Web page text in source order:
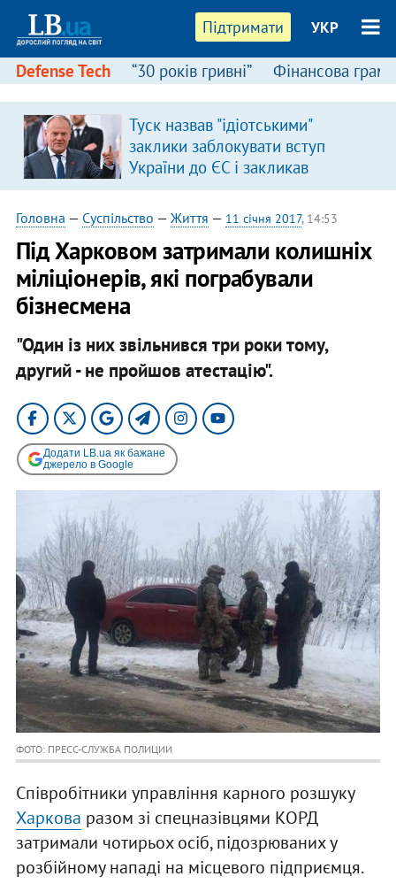
Підтримати УКР
Defense Tech “30 років гривні” Фінансова
Туск назвав "ідіотськими"
заклики заблокувати вступ
України до ЄС і закликав
припинити антиукраїнську
риторику
Головна — Суспільство — Життя — 11 січня 2017, 14:53
Під Харковом затримали колишніх
міліціонерів, які пограбували
бізнесмена
"Один із них звільнився три роки тому,
другий - не пройшов атестацію".
Додати LB.ua як бажане
джерело в Google
ФОТО: ПРЕСС-СЛУЖБА ПОЛИЦИИ
Співробітники управління карного розшуку
Харкова разом зі спецназівцями КОРД
затримали чотирьох осіб, підозрюваних у
розбійному нападі на місцевого підприємця.